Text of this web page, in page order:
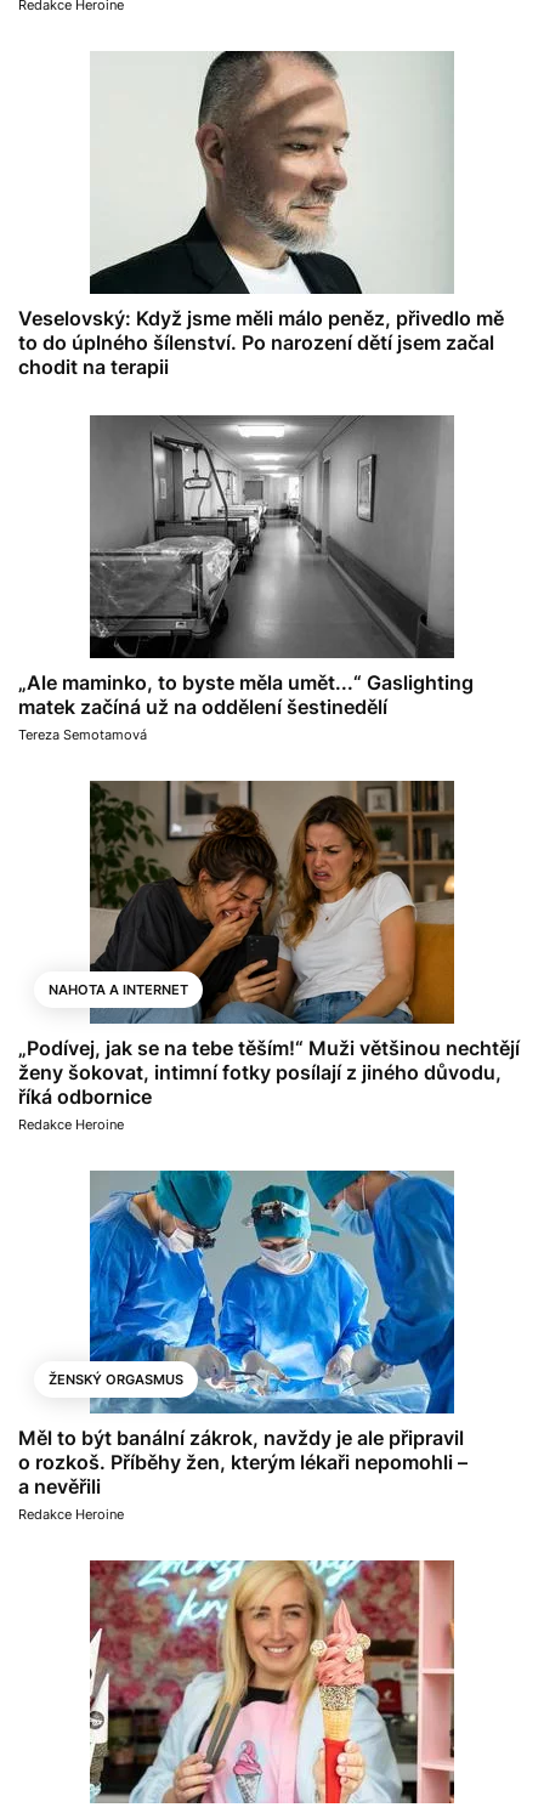
Redakce Heroine
Veselovský: Když jsme měli málo peněz, přivedlo mě
to do úplného šílenství. Po narození dětí jsem začal
chodit na terapii
„Ale maminko, to byste měla umět...“ Gaslighting
matek začíná už na oddělení šestinedělí
Tereza Semotamová
NAHOTA A INTERNET
„Podívej, jak se na tebe těším!“ Muži většinou nechtějí
ženy šokovat, intimní fotky posílají z jiného důvodu,
říká odbornice
Redakce Heroine
ŽENSKÝ ORGASMUS
Měl to být banální zákrok, navždy je ale připravil
o rozkoš. Příběhy žen, kterým lékaři nepomohli –
a nevěřili
Redakce Heroine